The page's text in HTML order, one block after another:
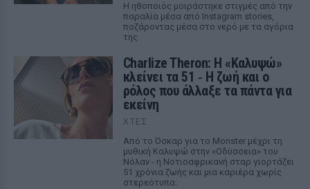
Η ηθοποιός μοιράστηκε στιγμές από την
παραλία μέσα από Instagram stories,
ποζάροντας μέσα στο νερό με τα αγόρια
της
Charlize Theron: Η «Καλυψώ»
κλείνει τα 51 ‑ H ζωή και ο
ρόλος που άλλαξε τα πάντα για
εκείνη
ΧΤΕΣ
Από το Όσκαρ για το Monster μέχρι τη
μυθική Καλυψώ στην «Οδύσσεια» του
Νόλαν - η Νοτιοαφρικανή σταρ γιορτάζει
51 χρόνια ζωής και μια καριέρα χωρίς
στερεότυπα.